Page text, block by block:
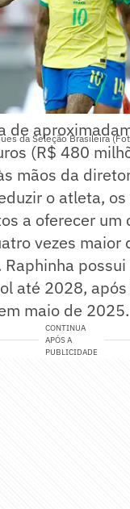
da Seleção Brasileira
de
(R$ 480
mãos da
o atleta,
a oferecer um
vezes maior
Raphinha
até 2028,
maio de 2025.
CONTINUA
APÓS A
PUBLICIDADE